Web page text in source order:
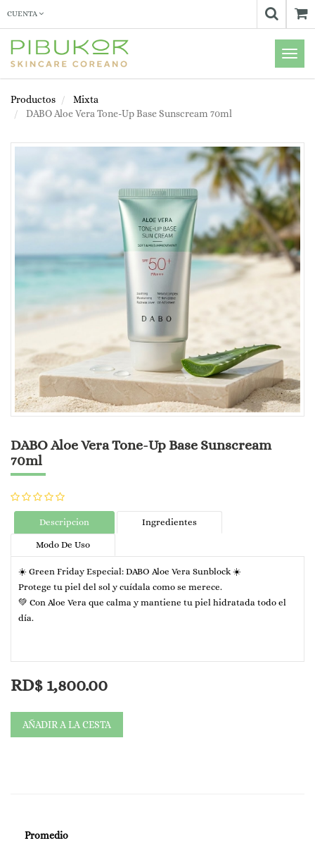
CUENTA
Menú
de
Productos
Mixta
DABO Aloe Vera Tone-Up Base Sunscream 70ml
DABO Aloe Vera Tone-Up Base Sunscream
70ml
Descripcion Ingredientes
Modo De Uso
☀️ Green Friday Especial: DABO Aloe Vera Sunblock ☀️
Protege tu piel del sol y cuídala como se merece.
💚 Con Aloe Vera que calma y mantiene tu piel hidratada todo el
día.
🎁 Oferta Green Friday:
RD$ 1,500 y llévate un Travel Size GRATIS para que tu protección
te acompañe a donde vayas.
RD$ 1,800.00
AÑADIR A LA CESTA
Promedio